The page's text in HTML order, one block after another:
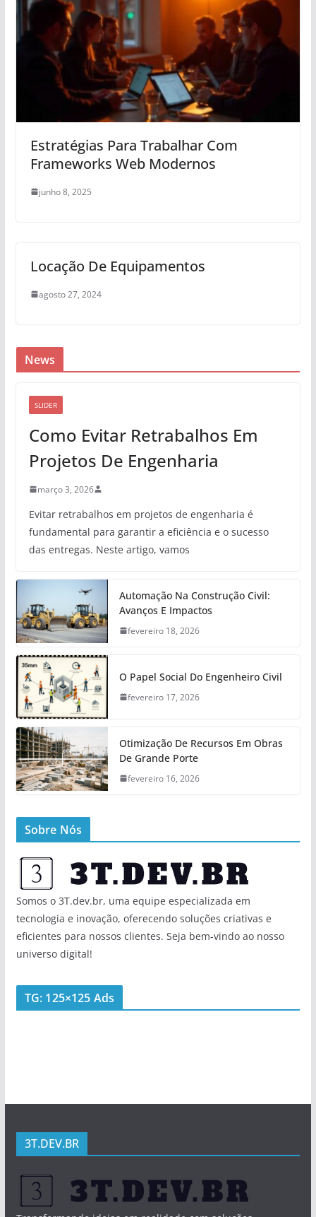
Estratégias Para Trabalhar Com
Frameworks Web Modernos
junho 8, 2025
Locação De Equipamentos
agosto 27, 2024
News
SLIDER
Como Evitar Retrabalhos Em
Projetos De Engenharia
março 3, 2026
Evitar retrabalhos em projetos de engenharia é
fundamental para garantir a eficiência e o sucesso
das entregas. Neste artigo, vamos
Automação Na Construção Civil:
Avanços E Impactos
fevereiro 18, 2026
O Papel Social Do Engenheiro Civil
fevereiro 17, 2026
Otimização De Recursos Em Obras
De Grande Porte
fevereiro 16, 2026
Sobre Nós
Somos o 3T.dev.br, uma equipe especializada em
tecnologia e inovação, oferecendo soluções criativas e
eficientes para nossos clientes. Seja bem-vindo ao nosso
universo digital!
TG: 125×125 Ads
3T.DEV.BR